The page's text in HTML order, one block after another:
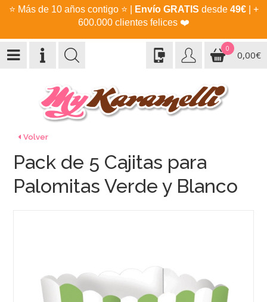
⭐ Más de 10 años contigo ⭐ Envío GRATIS desde 49€| +
600.000 clientes felices ❤️
0
0,00€
Volver
Pack de 5 Cajitas para
Palomitas Verde y Blanco